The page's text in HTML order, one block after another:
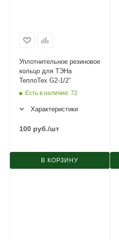
Уплотнительное резиновое
кольцо для ТЭНа
ТеплоТех G2-1/2”
Есть в наличии: 72
Характеристики
100 руб./шт
В КОРЗИНУ